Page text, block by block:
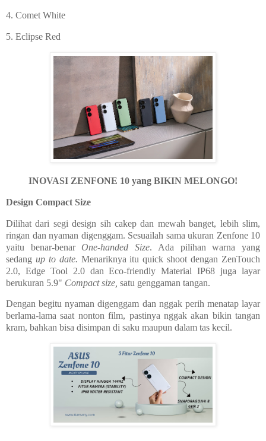
4. Comet White
5. Eclipse Red
INOVASI ZENFONE 10 yang BIKIN MELONGO!
Design Compact Size
Dilihat dari segi design sih cakep dan mewah banget, lebih slim,
ringan dan nyaman digenggam. Sesuailah sama ukuran Zenfone 10
yaitu benar-benarOne-handed Size. Ada pilihan warna yang
sedang up to date. Menariknya itu quick shoot dengan ZenTouch
2.0, Edge Tool 2.0 danEco-friendly MaterialIP68 juga layar
berukuran 5.9" Compact size, satu genggaman tangan.
Dengan begitu nyaman digenggam dan nggak perih menatap layar
berlama-lama saat nonton film, pastinya nggak akan bikin tangan
kram, bahkan bisa disimpan di saku maupun dalam tas kecil.